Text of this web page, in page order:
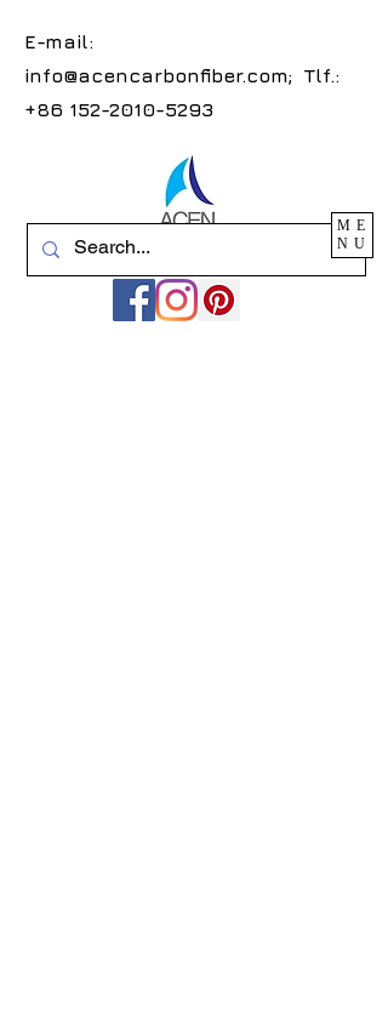
E-mail:
info@acencarbonfiber.com; Tlf.:
+86 152-2010-5293
ME
NU